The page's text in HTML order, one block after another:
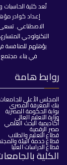
تُعد كلية
إعداد كوادر
الاصطناعي. تسعى
التكنولوجي
يؤهلهم للمنافسة
في بناء
روابط هامة
المجلس الأعلى للجامعات
بنك المعرفة المصري
بوابة الحكومة المصرية
وزارة التعليم العالي
أكاديمية البحث العلمي
مصر الرقمية
قطاع التعليم والطلاب
قطاع خدمة البيئة
قطاع الدراسات العليا
الكلية